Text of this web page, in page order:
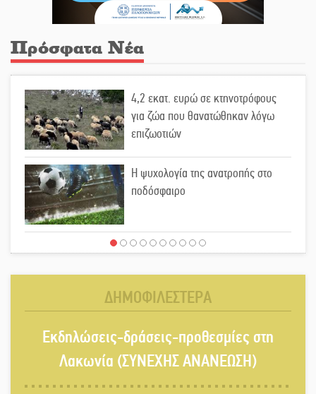
Πρόσφατα Νέα
4,2 εκατ. ευρώ σε κτηνοτρόφους
για ζώα που θανατώθηκαν λόγω
επιζωοτιών
Η ψυχολογία της ανατροπής στο
ποδόσφαιρο
Ένα «ταξίδι» τέχνης και χρωμάτων
τέχνη της πέτρας
ΔΗΜΟΦΙΛΕΣΤΕΡΑ
Εκδηλώσεις-δράσεις-προθεσμίες στη
Λακωνία (ΣΥΝΕΧΗΣ ΑΝΑΝΕΩΣΗ)